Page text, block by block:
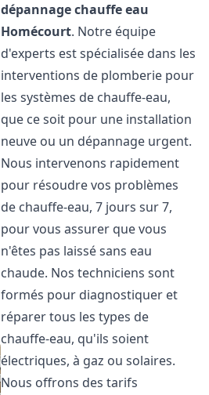
dépannage chauffe eau
Homécourt. Notre équipe
d'experts est spécialisée dans les
interventions de plomberie pour
les systèmes de chauffe-eau,
que ce soit pour une installation
neuve ou un dépannage urgent.
Nous intervenons rapidement
pour résoudre vos problèmes
de chauffe-eau, 7 jours sur 7,
pour vous assurer que vous
n'êtes pas laissé sans eau
chaude. Nos techniciens sont
formés pour diagnostiquer et
réparer tous les types de
chauffe-eau, qu'ils soient
électriques, à gaz ou solaires.
Nous offrons des tarifs